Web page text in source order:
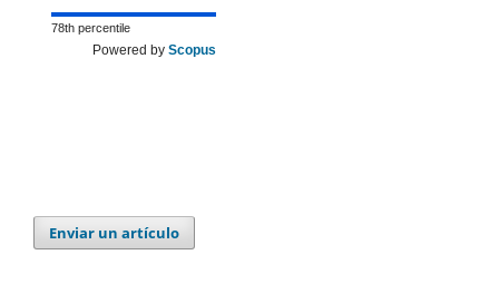
78th percentile
Powered by Scopus
Enviar un artículo